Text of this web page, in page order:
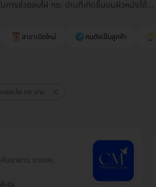
นการช่วยลบไฝ กระ ปานที่เกิดขึ้นบนผิวหนังได้...
สาขาเปิดใหม่ คนดังเป็นลูกค้า
อร์ลบไฝ กระ ปาน
นนายาว, บางแค,